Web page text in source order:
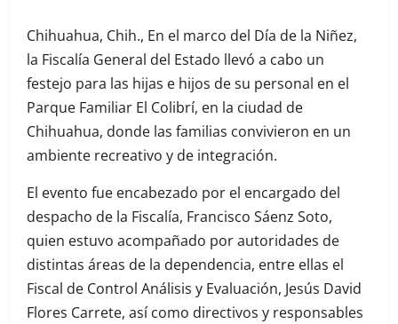
Chihuahua, Chih., En el marco del Día de la Niñez,
la Fiscalía General del Estado llevó a cabo un
festejo para las hijas e hijos de su personal en el
Parque Familiar El Colibrí, en la ciudad de
Chihuahua, donde las familias convivieron en un
ambiente recreativo y de integración.
El evento fue encabezado por el encargado del
despacho de la Fiscalía, Francisco Sáenz Soto,
quien estuvo acompañado por autoridades de
distintas áreas de la dependencia, entre ellas el
Fiscal de Control Análisis y Evaluación, Jesús David
Flores Carrete, así como directivos y responsables